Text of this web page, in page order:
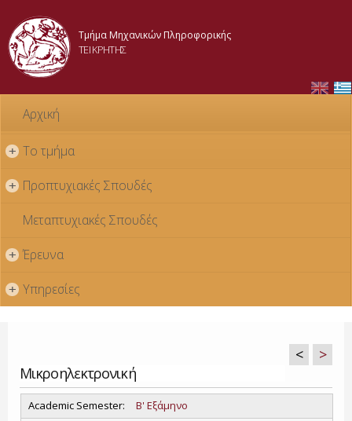
content
Τμήμα Μηχανικών Πληροφορικής
ΤΕΙ ΚΡΗΤΗΣ
Αρχική
+ Το τμήμα
+ Προπτυχιακές Σπουδές
Μεταπτυχιακές Σπουδές
+ Έρευνα
+ Υπηρεσίες
Μικροηλεκτρονική
Academic Semester: Β' Εξάμηνο
< >